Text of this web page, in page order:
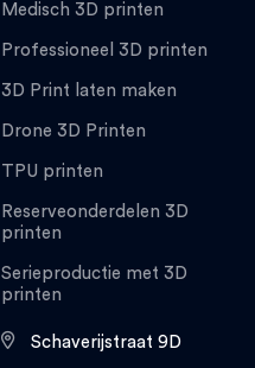
Medisch 3D printen
Professioneel 3D printen
3D Print laten maken
Drone 3D Printen
TPU printen
Reserveonderdelen 3D
printen
Serieproductie met 3D
printen
Schaverijstraat 9D